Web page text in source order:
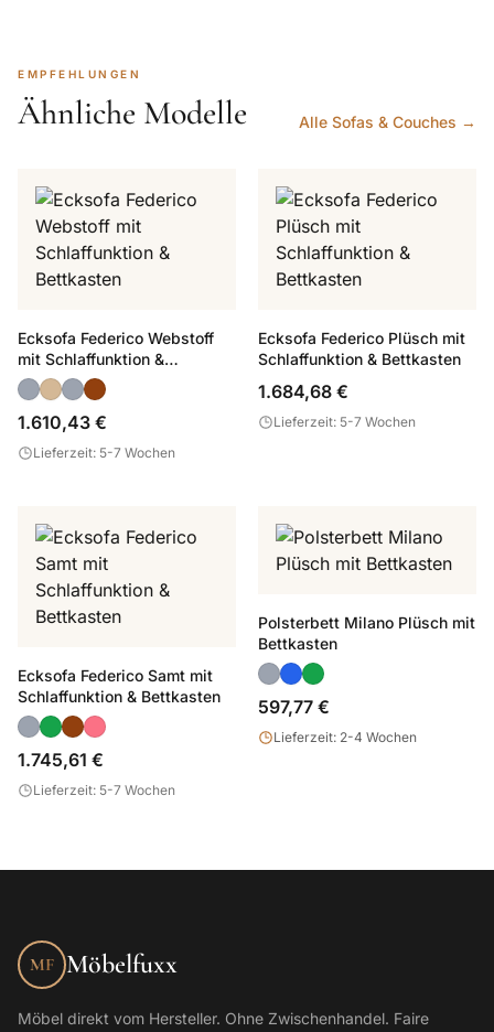
EMPFEHLUNGEN
Ähnliche Modelle Alle Sofas & Couches →
Ecksofa Federico Webstoff
mit Schlaffunktion &
Bettkasten
1.610,43 €
Lieferzeit: 5-7 Wochen
Ecksofa Federico Plüsch mit
Schlaffunktion & Bettkasten
1.684,68 €
Lieferzeit: 5-7 Wochen
Ecksofa Federico Samt mit
Schlaffunktion & Bettkasten
1.745,61 €
Lieferzeit: 5-7 Wochen
Polsterbett Milano Plüsch mit
Bettkasten
597,77 €
Lieferzeit: 2-4 Wochen
MF Möbelfuxx
Möbel direkt vom Hersteller. Ohne Zwischenhandel. Faire